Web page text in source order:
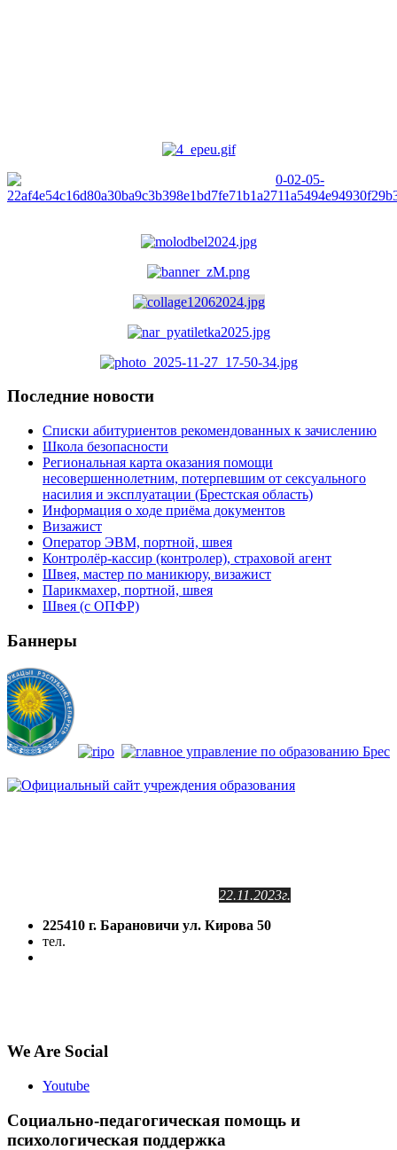
Последние новости
Списки абитуриентов рекомендованных к зачислению
Школа безопасности
Региональная карта оказания помощи
несовершеннолетним, потерпевшим от сексуального
насилия и эксплуатации (Брестская область)
Информация о ходе приёма документов
Визажист
Оператор ЭВМ, портной, швея
Контролёр-кассир (контролер), страховой агент
Швея, мастер по маникюру, визажист
Парикмахер, портной, швея
Швея (с ОПФР)
Баннеры
22.11.2023г.
225410 г. Барановичи ул. Кирова 50
тел.
We Are Social
Youtube
Социально-педагогическая помощь и
психологическая поддержка